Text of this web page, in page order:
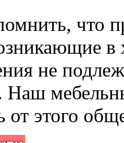
что
в
не
Наш
от этого